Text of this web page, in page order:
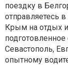
поездку в
отправляетесь
Крым на отдых
Севастополь,
опытному